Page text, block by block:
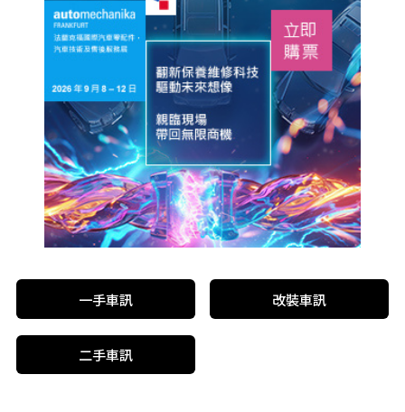
一手車訊 改裝車訊
二手車訊